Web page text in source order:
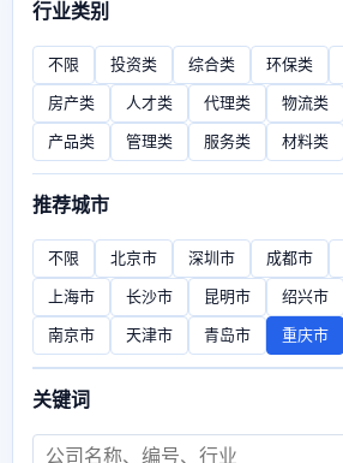
行业类别
不限 投资类 综合类 环保类
房产类 人才类 代理类 物流类
产品类 管理类 服务类 材料类
推荐城市
不限 北京市 深圳市 成都市
上海市 长沙市 昆明市 绍兴市
南京市 天津市 青岛市 重庆市
关键词